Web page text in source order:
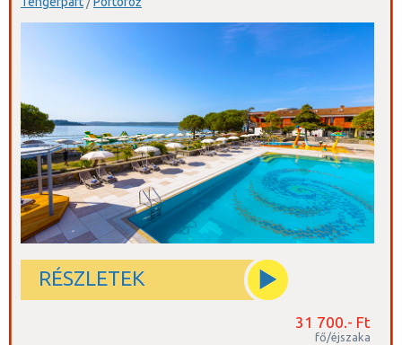
RÉSZLETEK
31 700.- Ft
fő/éjszaka